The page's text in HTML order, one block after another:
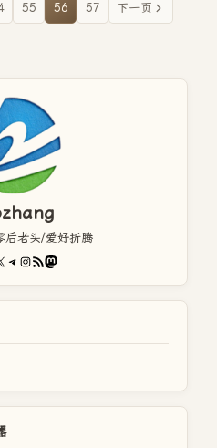
55 56 57 下一页
老头/爱好折腾
Telegram
Instagram
RSS FeedMastodon